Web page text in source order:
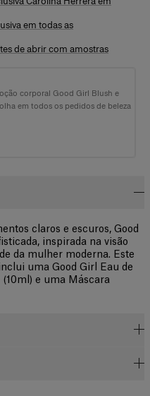
em todas as
de abrir com amostras
corporal Good Girl Blush e
em todos os pedidos de beleza
claros e escuros, Good
inspirada na visão
da mulher moderna. Este
uma Good Girl Eau de
e uma Máscara